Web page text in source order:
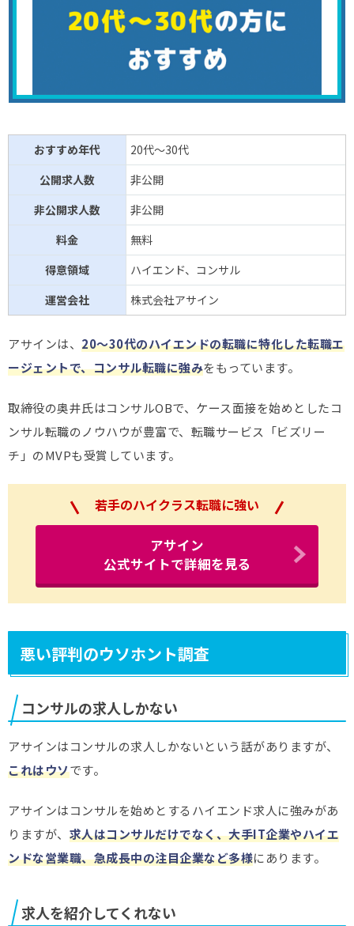
おすすめ年代
20代～30代
公開求人数
非公開
非公開求人数
非公開
料金
無料
得意領域
ハイエンド、コンサル
運営会社
株式会社アサイン
アサインは、 20～30代のハイエンドの転職に特化した転職エ
ージェントで、コンサル転職に強みをもっています。
取締役の奥井氏はコンサルOBで、ケース面接を始めとしたコ
ンサル転職のノウハウが豊富で、転職サービス「ビズリー
チ」のMVPも受賞しています。
若手のハイクラス転職に強い
アサイン
公式サイトで詳細を見る
悪い評判のウソホント調査
コンサルの求人しかない
アサインはコンサルの求人しかないという話がありますが、
これはウソです。
アサインはコンサルを始めとするハイエンド求人に強みがあ
りますが、 求人はコンサルだけでなく、大手IT企業やハイエ
ンドな営業職、急成長中の注目企業など多様にあります。
求人を紹介してくれない